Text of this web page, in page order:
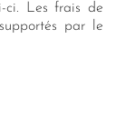
ci. Les frais de
par le